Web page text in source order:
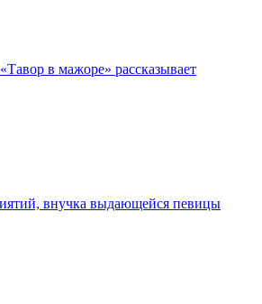
в мажоре» рассказывает
внучка выдающейся певицы